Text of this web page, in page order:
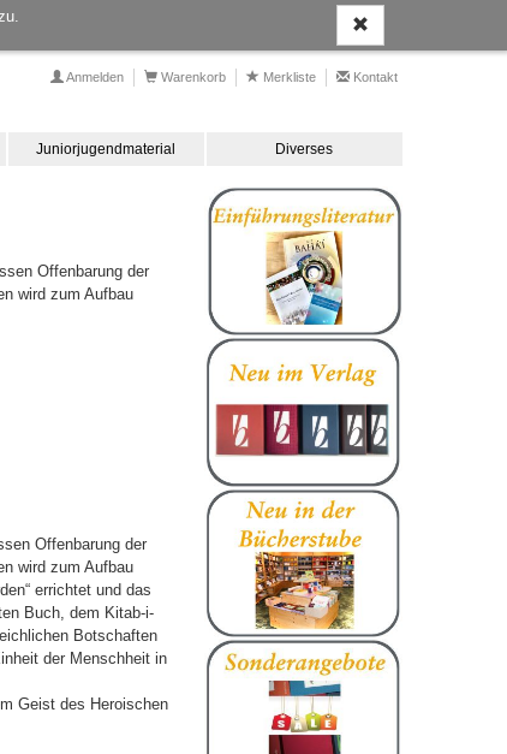
Anmelden Warenkorb Merkliste Kontakt
Juniorjugendmaterial Diverses
Offenbarung der
wird zum Aufbau
Offenbarung der
wird zum Aufbau
errichtet und das
Buch, dem Kitab-i-
Botschaften
der Menschheit in
Geist des Heroischen